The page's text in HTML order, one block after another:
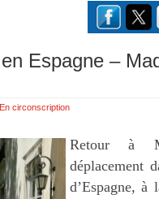
Espagne –
En circonscription
Retour à
déplacement
d’Espagne,